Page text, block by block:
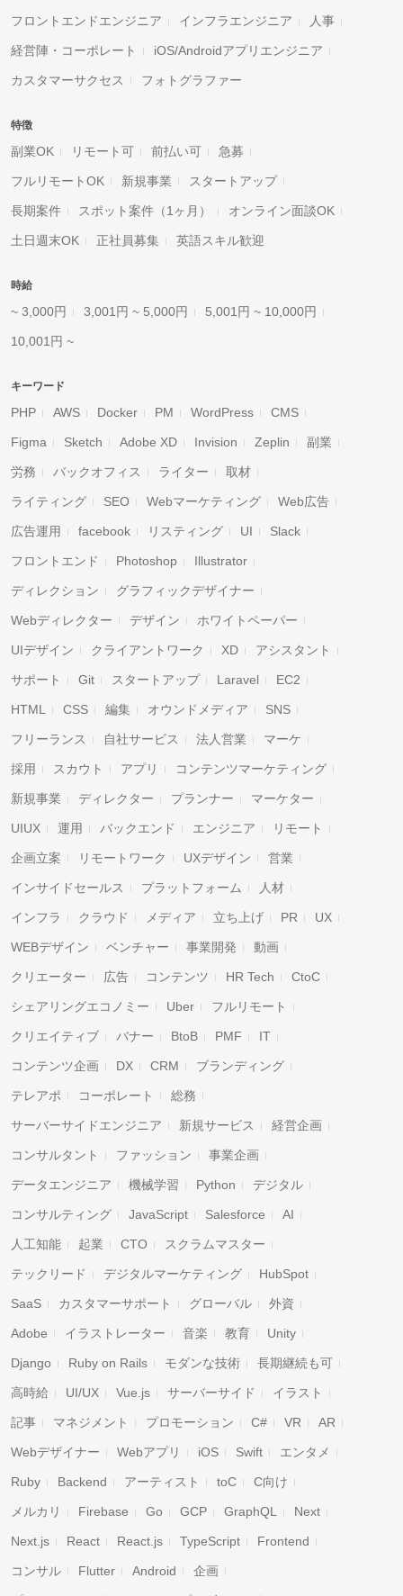
フロントエンドエンジニア インフラエンジニア 人事
経営陣・コーポレート iOS/Androidアプリエンジニア
カスタマーサクセス フォトグラファー
特徴
副業OK リモート可 前払い可 急募
フルリモートOK 新規事業 スタートアップ
長期案件 スポット案件（1ヶ月） オンライン面談OK
土日週末OK 正社員募集 英語スキル歓迎
時給
~ 3,000円 3,001円 ~ 5,000円 5,001円 ~ 10,000円
10,001円 ~
キーワード
PHP AWS Docker PM WordPress CMS
Figma Sketch Adobe XD Invision Zeplin 副業
労務 バックオフィス ライター 取材
ライティング SEO Webマーケティング Web広告
広告運用 facebook リスティング UI Slack
フロントエンド Photoshop Illustrator
ディレクション グラフィックデザイナー
Webディレクター デザイン ホワイトペーパー
UIデザイン クライアントワーク XD アシスタント
サポート Git スタートアップ Laravel EC2
HTML CSS 編集 オウンドメディア SNS
フリーランス 自社サービス 法人営業 マーケ
採用 スカウト アプリ コンテンツマーケティング
新規事業 ディレクター プランナー マーケター
UIUX 運用 バックエンド エンジニア リモート
企画立案 リモートワーク UXデザイン 営業
インサイドセールス プラットフォーム 人材
インフラ クラウド メディア 立ち上げ PR UX
WEBデザイン ベンチャー 事業開発 動画
クリエーター 広告 コンテンツ HR Tech CtoC
シェアリングエコノミー Uber フルリモート
クリエイティブ バナー BtoB PMF IT
コンテンツ企画 DX CRM ブランディング
テレアポ コーポレート 総務
サーバーサイドエンジニア 新規サービス 経営企画
コンサルタント ファッション 事業企画
データエンジニア 機械学習 Python デジタル
コンサルティング JavaScript Salesforce AI
人工知能 起業 CTO スクラムマスター
テックリード デジタルマーケティング HubSpot
SaaS カスタマーサポート グローバル 外資
Adobe イラストレーター 音楽 教育 Unity
Django Ruby on Rails モダンな技術 長期継続も可
高時給 UI/UX Vue.js サーバーサイド イラスト
記事 マネジメント プロモーション C# VR AR
Webデザイナー Webアプリ iOS Swift エンタメ
Ruby Backend アーティスト toC C向け
メルカリ Firebase Go GCP GraphQL Next
Next.js React React.js TypeScript Frontend
コンサル Flutter Android 企画